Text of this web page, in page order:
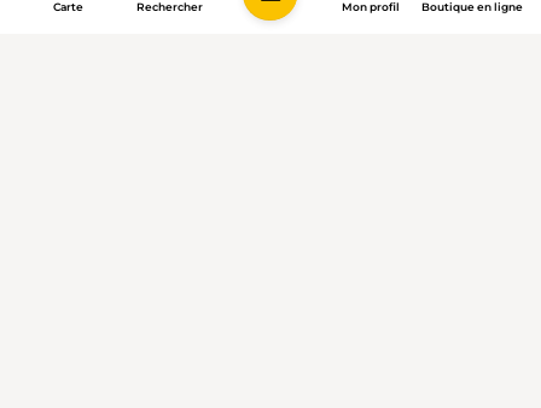
Carte Rechercher Mon profil Boutique en ligne